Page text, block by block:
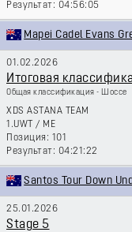
04:56:05
Mapei Cadel Evans
01.02.2026
Итоговая
Общая классификация - Шоссе
XDS ASTANA TEAM
1.UWT / ME
101
04:21:22
Santos Tour Down
25.01.2026
Stage 5